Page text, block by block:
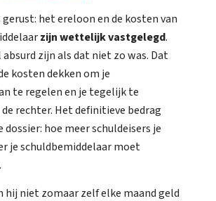
gerust: het ereloon en de kosten van
zijn wettelijk vastgelegd.
zijn als dat niet zo was. Dat
kosten dekken om je
te regelen en je tegelijk te
rechter. Het definitieve bedrag
dossier: hoe meer schuldeisers je
je schuldbemiddelaar moet
hij niet zomaar zelf elke maand geld